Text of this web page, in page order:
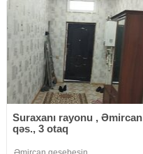
Suraxanı rayonu , Əmircan
qəs., 3 otaq